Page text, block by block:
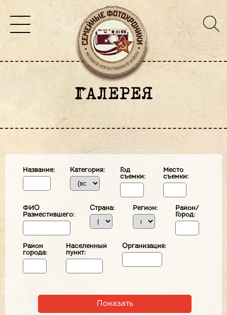
ГАЛЕРЕЯ
Название: Категория:
Год
съемки:
Место
съемки:
ФИО
Разместившего:
Страна: Регион:
Район/
Город:
Район
города:
Населенный
пункт:
Организация: